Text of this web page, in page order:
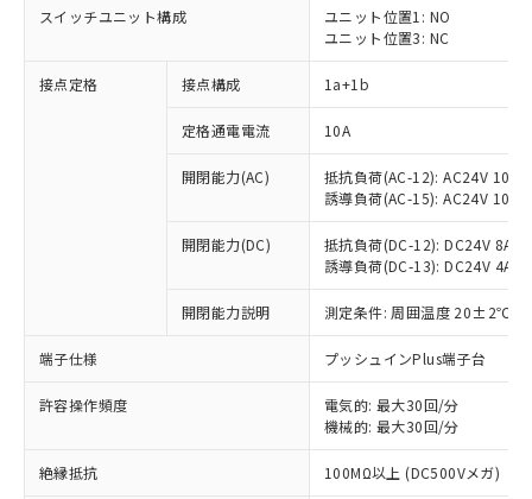
スイッチユニット構成
ユニット位置1: NO
ユニット位置3: NC
接点定格 接点構成 1a+1b
定格通電電流 10A
開閉能力(AC)
抵抗負荷(AC-12): AC24V 10A/
誘導負荷(AC-15): AC24V
開閉能力(DC)
抵抗負荷(DC-12): DC24V 8A/
誘導負荷(DC-13): DC24V 4A/
開閉能力説明 測定条件: 周囲温度 20±2℃、
端子仕様 プッシュインPlus端子台
許容操作頻度
電気的: 最大30回/分
機械的: 最大30回/分
絶縁抵抗 100MΩ以上 (DC500Vメガ)
ご利用条件
以下の条件をお読みいただき、同意のうえ
ご利用ください。
※1 対応状況
対応済み：EU RoHS指令（10物質）の
非含有に対応した製品が提供可能な商品で
対応予定：EU RoHS指令（10物質）の非含
有に対応した製品に切り替える予定のある
商品です。
対応予定なし：EU RoHS指令（10物質）の
非含有に非対応の商品で、対応品を出す予
定はありません。